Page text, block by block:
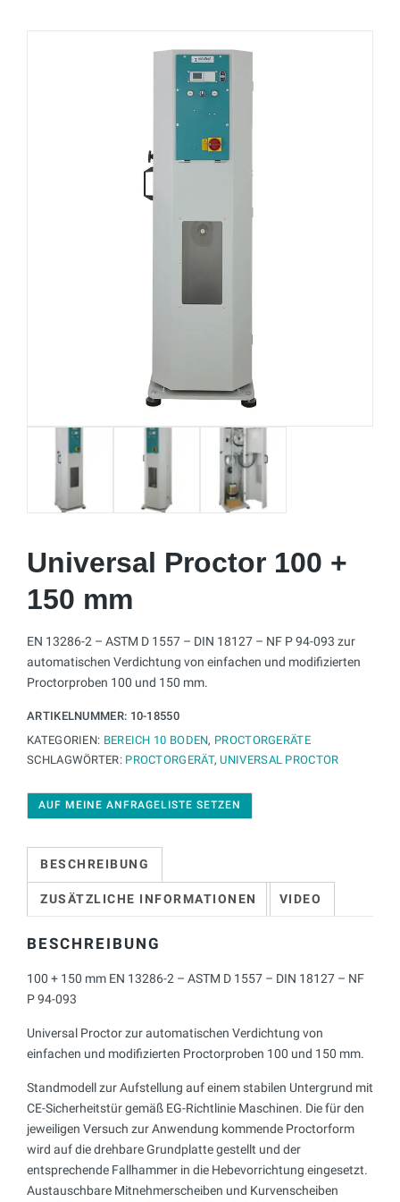
Universal Proctor 100 +
150 mm
EN 13286-2 – ASTM D 1557 – DIN 18127 – NF P 94-093 zur
automatischen Verdichtung von einfachen und modifizierten
Proctorproben 100 und 150 mm.
ARTIKELNUMMER: 10-18550
KATEGORIEN: BEREICH 10 BODEN, PROCTORGERÄTE
SCHLAGWÖRTER: PROCTORGERÄT,UNIVERSAL PROCTOR
AUF MEINE ANFRAGELISTE SETZEN
BESCHREIBUNG
ZUSÄTZLICHE INFORMATIONEN VIDEO
BESCHREIBUNG
100 + 150 mm EN 13286-2 – ASTM D 1557 – DIN 18127 – NF
P 94-093
Universal Proctor zur automatischen Verdichtung von
einfachen und modifizierten Proctorproben 100 und 150 mm.
Standmodell zur Aufstellung auf einem stabilen Untergrund mit
CE-Sicherheitstür gemäß EG-Richtlinie Maschinen. Die für den
jeweiligen Versuch zur Anwendung kommende Proctorform
wird auf die drehbare Grundplatte gestellt und der
entsprechende Fallhammer in die Hebevorrichtung eingesetzt.
Austauschbare Mitnehmerscheiben und Kurvenscheiben